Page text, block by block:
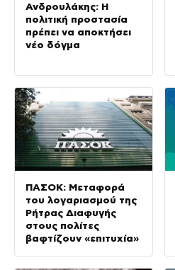
Ανδρουλάκης: Η
πολιτική προστασία
πρέπει να αποκτήσει
νέο δόγμα
ΠΑΣΟΚ: Μεταφορά
του λογαριασμού της
Ρήτρας Διαφυγής
στους πολίτες
βαφτίζουν «επιτυχία»